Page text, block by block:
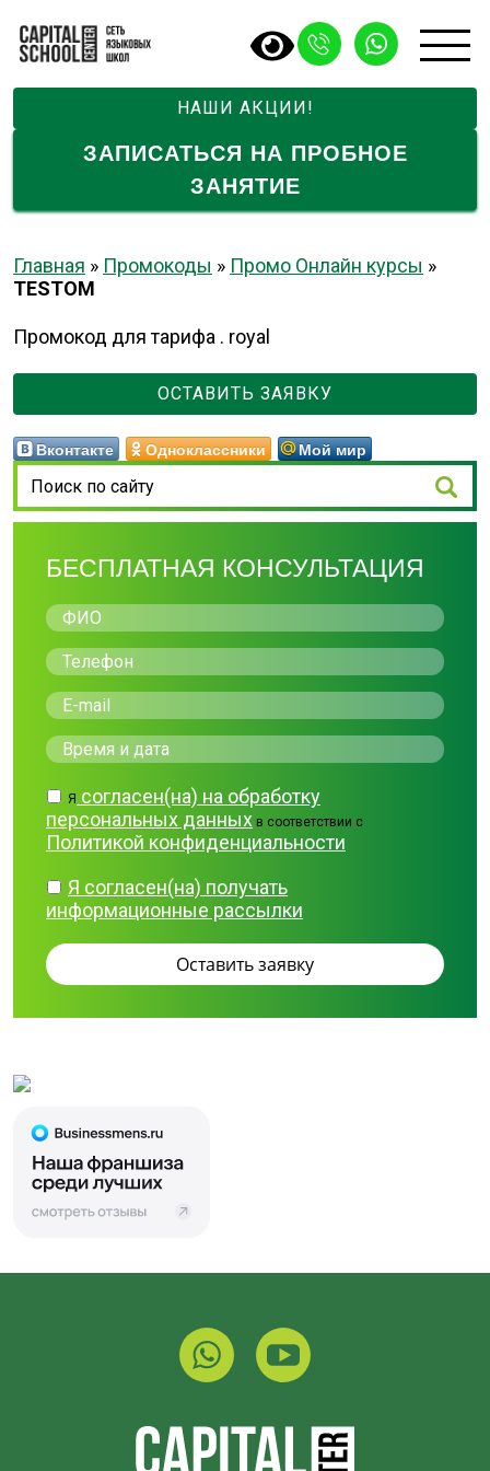
НАШИ АКЦИИ!
ЗАПИСАТЬСЯ НА ПРОБНОЕ
ЗАНЯТИЕ
Главная » Промокоды » Промо Онлайн курсы »
TESTOM
Промокод для тарифа . royal
ОСТАВИТЬ ЗАЯВКУ
Вконтакте Одноклассники Мой мир
БЕСПЛАТНАЯ КОНСУЛЬТАЦИЯ
Я согласен(на) на обработку
персональных данных в соответствии с
Политикой конфиденциальности
Я согласен(на) получать
информационные рассылки